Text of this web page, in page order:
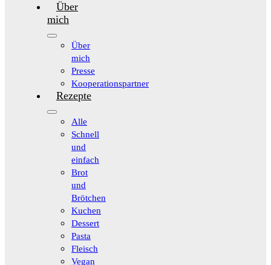
Über
mich
Über
mich
Presse
Kooperationspartner
Rezepte
Alle
Schnell
und
einfach
Brot
und
Brötchen
Kuchen
Dessert
Pasta
Fleisch
Vegan